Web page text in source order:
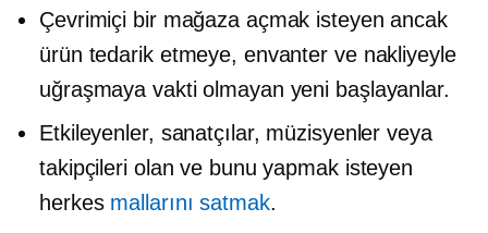
Çevrimiçi bir mağaza açmak isteyen ancak
ürün tedarik etmeye, envanter ve nakliyeyle
uğraşmaya vakti olmayan yeni başlayanlar.
Etkileyenler, sanatçılar, müzisyenler veya
takipçileri olan ve bunu yapmak isteyen
herkes mallarını satmak.